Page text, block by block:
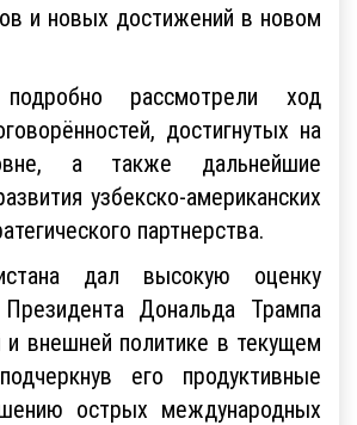
и новых достижений в новом
рассмотрели ход
достигнутых на
а также дальнейшие
узбекско-американских
партнерства.
дал высокую оценку
Дональда Трампа
и внешней политике в текущем
его продуктивные
острых международных